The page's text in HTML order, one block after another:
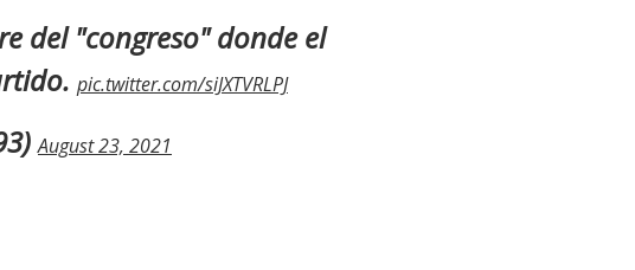
del "congreso" donde el
pic.twitter.com/siJXTVRLPJ
August 23, 2021